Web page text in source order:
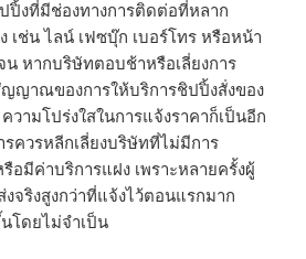
ปิ้งที่มีช่องทางการติดต่อที่หลาก
เช่น ไลน์ เฟซบุ๊ก เบอร์โทร หรือหน้า
หากบริษัทตอบช้าหรือเลี่ยงการ
ญาณของการให้บริการชิปปิ้งสั่งของ
ามโปร่งใสในการแจ้งราคาก็เป็นอีก
ควรหลีกเลี่ยงบริษัทที่ไม่มีการ
อมีค่าบริการแฝง เพราะหลายครั้งผู้
จริงสูงกว่าที่แจ้งไว้ตอนแรกมาก
โดยไม่จำเป็น